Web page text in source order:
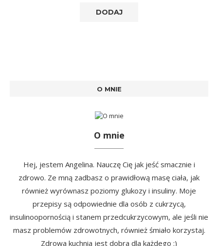
O MNIE
O mnie
Hej, jestem Angelina. Nauczę Cię jak jeść smacznie i
zdrowo. Ze mną zadbasz o prawidłową masę ciała, jak
również wyrównasz poziomy glukozy i insuliny. Moje
przepisy są odpowiednie dla osób z cukrzycą,
insulinoopornością i stanem przedcukrzycowym, ale jeśli nie
masz problemów zdrowotnych, również śmiało korzystaj.
Zdrowa kuchnia jest dobra dla każdego :)